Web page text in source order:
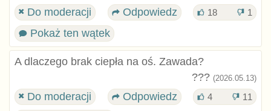
Do moderacji Odpowiedz 18 1
Pokaż ten wątek
A dlaczego brak ciepła na oś. Zawada?
??? (2026.05.13)
Do moderacji Odpowiedz 4 11